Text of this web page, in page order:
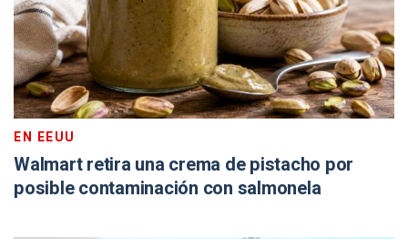
EN EEUU
Walmart retira una crema de pistacho por
posible contaminación con salmonela